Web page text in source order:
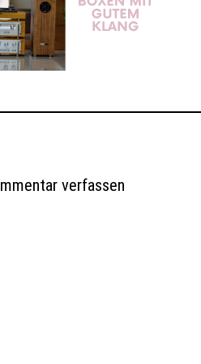
verfassen